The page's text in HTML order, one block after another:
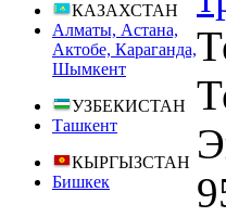
КАЗАХСТАН
Алматы, Астана,
Актобе, Караганда,
Шымкент
УЗБЕКИСТАН
Ташкент
КЫРГЫЗСТАН
Бишкек